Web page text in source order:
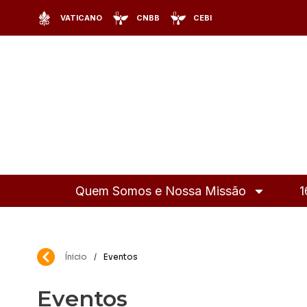
VATICANO CNBB CEBI
Quem Somos e Nossa Missão
Ínicio / Eventos
Eventos